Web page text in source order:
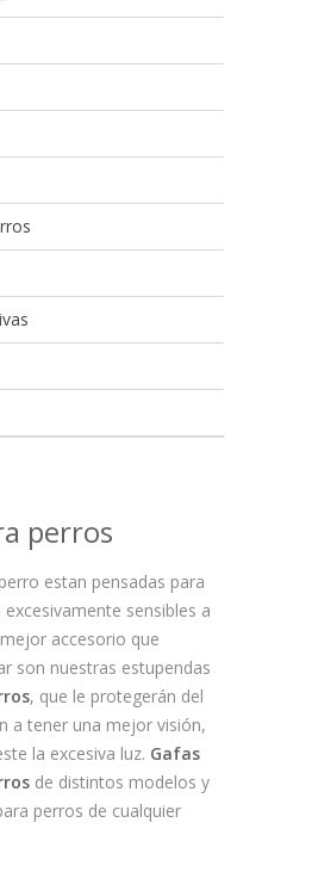
perros
estan pensadas para
sensibles a
accesorio que
son nuestras estupendas
, que le protegerán del
a tener una mejor visión,
la excesiva luz. Gafas
de distintos modelos y
perros de cualquier